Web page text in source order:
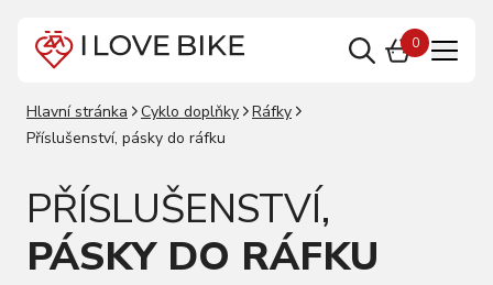
0
Hlavní stránka Cyklo doplňky
Ráfky
Příslušenství, pásky do ráfku
PŘÍSLUŠENSTVÍ,
PÁSKY DO RÁFKU